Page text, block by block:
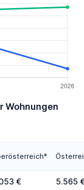
Wohnungen
€ 5.565